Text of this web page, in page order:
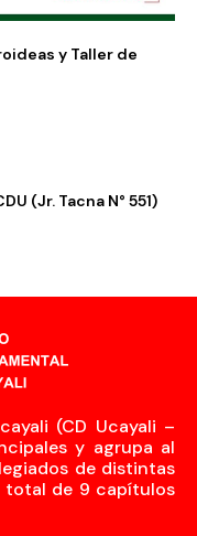
y Taller de
(Jr. Tacna N° 551)
(CD Ucayali –
y agrupa al
de distintas
total de 9 capítulos